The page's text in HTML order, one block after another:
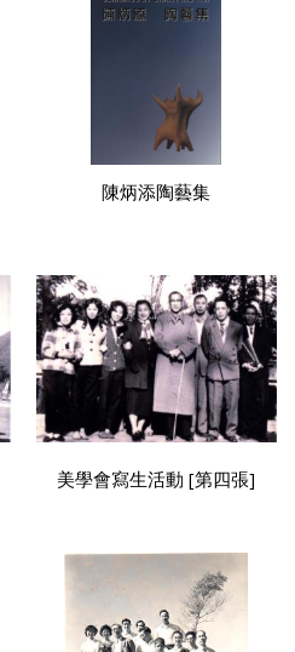
陳炳添陶藝集
美學會寫生活動 [第四張]